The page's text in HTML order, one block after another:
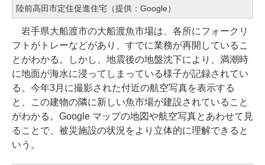
陸前高田市定住促進住宅（提供：Google）
岩手県大船渡市の大船渡魚市場は、各所にフォークリ
フトがトレーなどがあり、すでに業務が再開しているこ
とがわかる。しかし、地震後の地盤沈下により、満潮時
に地面が海水に浸ってしまっている様子が記録されてい
る。今年3月に撮影された付近の航空写真を表示する
と、この建物の隣に新しい魚市場が建設されていること
がわかる。Google マップの地図や航空写真とあわせて見
ることで、被災施設の状況をより立体的に理解できると
いう。